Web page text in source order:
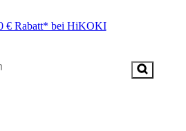
€ Rabatt* bei HiKOKI